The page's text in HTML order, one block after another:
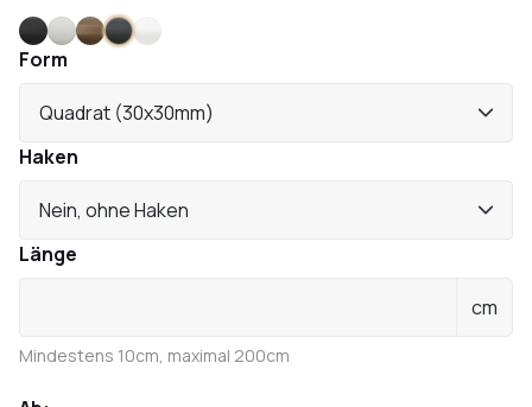
Schwarz
WeißBronze
Anthrazit
Edelstahl
Form
Quadrat (30x30mm)
Haken
Nein, ohne Haken
Länge
cm
Mindestens 10cm, maximal 200cm